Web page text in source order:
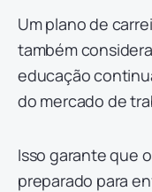
Um plano de
também
educação
do mercado de
Isso garante que
preparado para